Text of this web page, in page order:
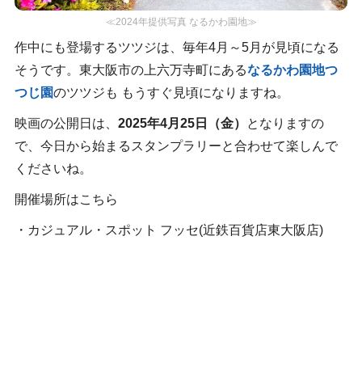
≪2024年提供写真 なるかわ園地≫
作中にも登場するツツジは、毎年4月～5月が見頃になる
そうです。東大阪市の上六万寺町にあるなるかわ園地つ
つじ園のツツジも もうすぐ見頃になりますね。
映画の公開日は、 2025年4月25日（金）
となりますの
で、今日から始まるスタンプラリーと合わせて楽しんで
くださいね。
開催場所はこちら
・カジュアル・スポット フッセ(近鉄百貨店東大阪店)